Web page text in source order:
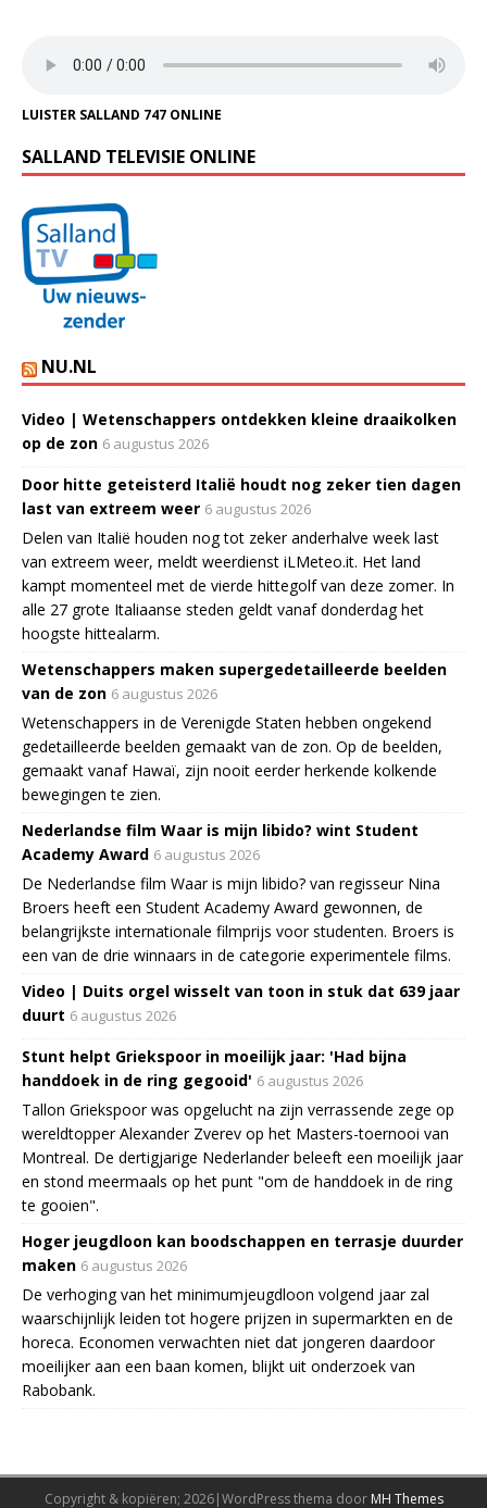
LUISTER SALLAND 747 ONLINE
SALLAND TELEVISIE ONLINE
NU.NL
Video | Wetenschappers ontdekken kleine draaikolken
op de zon 6 augustus 2026
Door hitte geteisterd Italië houdt nog zeker tien dagen
last van extreem weer 6 augustus 2026
Delen van Italië houden nog tot zeker anderhalve week last
van extreem weer, meldt weerdienst iLMeteo.it. Het land
kampt momenteel met de vierde hittegolf van deze zomer. In
alle 27 grote Italiaanse steden geldt vanaf donderdag het
hoogste hittealarm.
Wetenschappers maken supergedetailleerde beelden
van de zon 6 augustus 2026
Wetenschappers in de Verenigde Staten hebben ongekend
gedetailleerde beelden gemaakt van de zon. Op de beelden,
gemaakt vanaf Hawaï, zijn nooit eerder herkende kolkende
bewegingen te zien.
Nederlandse film Waar is mijn libido? wint Student
Academy Award 6 augustus 2026
De Nederlandse film Waar is mijn libido? van regisseur Nina
Broers heeft een Student Academy Award gewonnen, de
belangrijkste internationale filmprijs voor studenten. Broers is
een van de drie winnaars in de categorie experimentele films.
Video | Duits orgel wisselt van toon in stuk dat 639 jaar
duurt 6 augustus 2026
Stunt helpt Griekspoor in moeilijk jaar: 'Had bijna
handdoek in de ring gegooid' 6 augustus 2026
Tallon Griekspoor was opgelucht na zijn verrassende zege op
wereldtopper Alexander Zverev op het Masters-toernooi van
Montreal. De dertigjarige Nederlander beleeft een moeilijk jaar
en stond meermaals op het punt "om de handdoek in de ring
te gooien".
Hoger jeugdloon kan boodschappen en terrasje duurder
maken 6 augustus 2026
De verhoging van het minimumjeugdloon volgend jaar zal
waarschijnlijk leiden tot hogere prijzen in supermarkten en de
horeca. Economen verwachten niet dat jongeren daardoor
moeilijker aan een baan komen, blijkt uit onderzoek van
Rabobank.
Copyright & kopiëren; 2026|WordPress thema door MH Themes